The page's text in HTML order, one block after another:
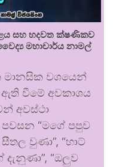
සහ හදවත ක්ෂණිකව
මහාචාර්ය නාමල්
මානසික වශයෙන්
වීමේ අවකාශය
අවස්ථා
“මගේ පපුව
වුණා”, “හාට්
“ඔලුව